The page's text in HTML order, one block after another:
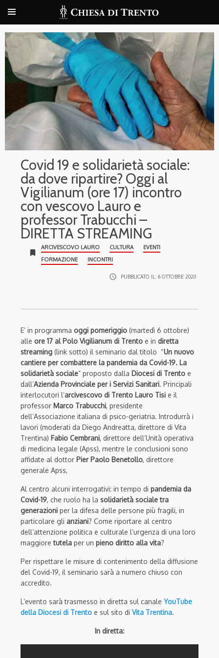
Covid 19 e solidarietà sociale:
da dove ripartire? Oggi al
Vigilianum (ore 17) incontro
con vescovo Lauro e
professor Trabucchi –
DIRETTA STREAMING
bookmark
ARCIVESCOVO LAURO CULTURA
EVENTI
FORMAZIONE
INCONTRI
access_time PUBBLICATO IL: 6 OTTOBRE 2020
E’ in programma oggi pomeriggio (martedì 6 ottobre)
alle ore 17 al Polo Vigilianum di Trento e in diretta
streaming (link sotto) il seminario dal titolo “Un nuovo
cantiere per combattere la pandemia da Covid-19. La
solidarietà sociale” proposto dalla Diocesi di Trento e
dall’Azienda Provinciale per i Servizi Sanitari. Principali
interlocutori l’arcivescovo di Trento Lauro Tisi e il
professor Marco Trabucchi, presidente
dell’Associazione italiana di psico-geriatria. Introdurrà i
lavori (moderati da Diego Andreatta, direttore di Vita
Trentina) Fabio Cembrani, direttore dell’Unità operativa
di medicina legale (Apss), mentre le conclusioni sono
affidate al dottor Pier Paolo Benetollo, direttore
generale Apss,
Al centro alcuni interrogativi: in tempo di pandemia da
Covid-19, che ruolo ha la solidarietà sociale tra
generazioni per la difesa delle persone più fragili, in
particolare gli anziani? Come riportare al centro
dell’attenzione politica e culturale l’urgenza di una loro
maggioretutela per un pieno diritto alla vita?
Per rispettare le misure di contenimento della diffusione
del Covid-19, il seminario sarà a numero chiuso con
accredito.
L’evento sarà trasmesso in diretta sul canale YouTube
della Diocesi di Trento e sul sito di Vita Trentina.
In diretta: